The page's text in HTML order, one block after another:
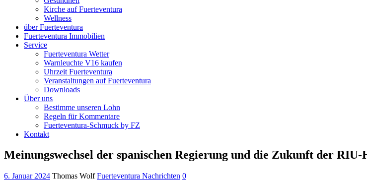
Kirche auf Fuerteventura
Wellness
über Fuerteventura
Fuerteventura Immobilien
Service
Fuerteventura Wetter
Warnleuchte V16 kaufen
Uhrzeit Fuerteventura
Veranstaltungen auf Fuerteventura
Downloads
Über uns
Bestimme unseren Lohn
Regeln für Kommentare
Fuerteventura-Schmuck by FZ
Kontakt
Meinungswechsel der spanischen Regierung und die Zukunft der
6. Januar 2024 Thomas Wolf Fuerteventura Nachrichten 0